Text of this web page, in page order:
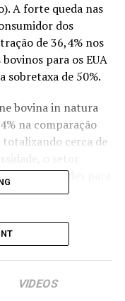
A forte queda nas
dos
de 36,4% nos
para os EUA
sobretaxa de 50%.
bovina in natura
na comparação
totalizando cerca de
recordes para
exportações
os EUA cresceram
alcançando
principalmente
das tarifas.
VIDEOS